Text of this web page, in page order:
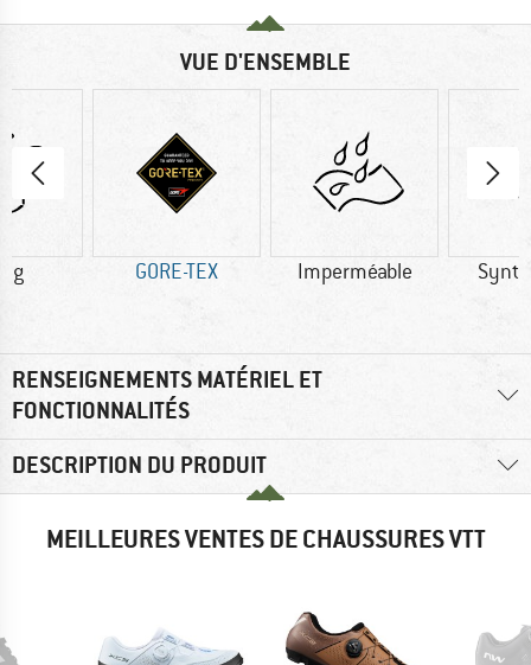
VUE D'ENSEMBLE
g GORE-TEX Imperméable
RENSEIGNEMENTS MATÉRIEL ET
FONCTIONNALITÉS
DESCRIPTION DU PRODUIT
MEILLEURES VENTES DE CHAUSSURES VTT